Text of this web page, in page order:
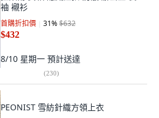
袖 襯衫
首購折扣價 31%$632
$432
8/10 星期一 預計送達
(230)
PEONIST 雪紡針織方領上衣